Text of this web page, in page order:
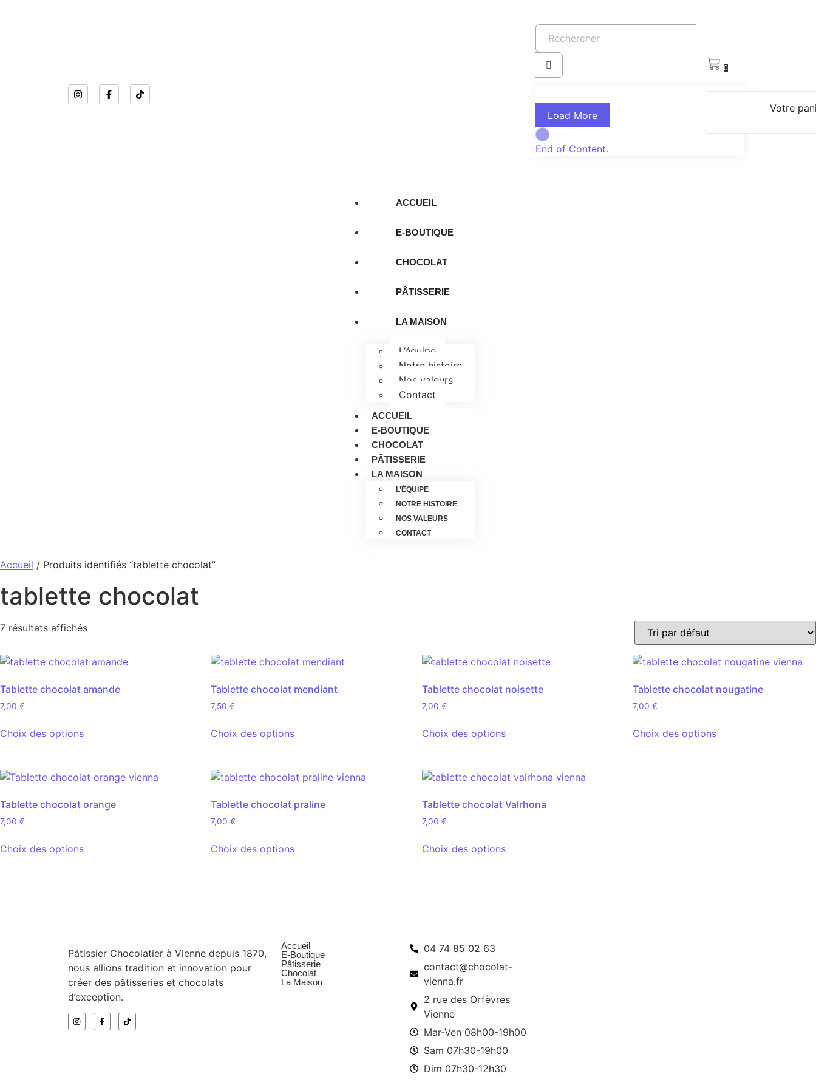
Load More
End of Content.
0
Votre
ACCUEIL
E-BOUTIQUE
CHOCOLAT
PÂTISSERIE
LA MAISON
L’équipe
Notre histoire
Nos valeurs
Contact
ACCUEIL
E-BOUTIQUE
CHOCOLAT
PÂTISSERIE
LA MAISON
L’ÉQUIPE
NOTRE HISTOIRE
NOS VALEURS
CONTACT
Accueil / Produits identifiés “tablette chocolat”
tablette chocolat
7 résultats affichés
Tablette chocolat amande
7,00 €
Choix des options
Tablette chocolat mendiant
7,50€
Choix des options
Tablette chocolat noisette
7,00 €
Choix des options
Tablette chocolat nougatine
7,00€
Choix des options
Tablette chocolat orange
7,00 €
Choix des options
Tablette chocolat praline
7,00€
Choix des options
Tablette chocolat Valrhona
7,00 €
Choix des options
Pâtissier Chocolatier à Vienne depuis 1870,
nous allions tradition et innovation pour
créer des pâtisseries et chocolats
d’exception.
Accueil
E-Boutique
Pâtisserie
Chocolat
La Maison
04 74 85 02 63
contact@chocolat-
vienna.fr
2 rue des Orfèvres
Vienne
Mar-Ven 08h00-19h00
Sam 07h30-19h00
Dim 07h30-12h30